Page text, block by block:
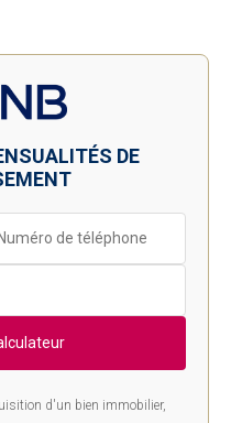
DE
d'un bien immobilier,